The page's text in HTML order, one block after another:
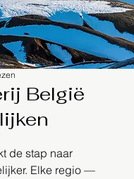
België
de stap naar
Elke regio —